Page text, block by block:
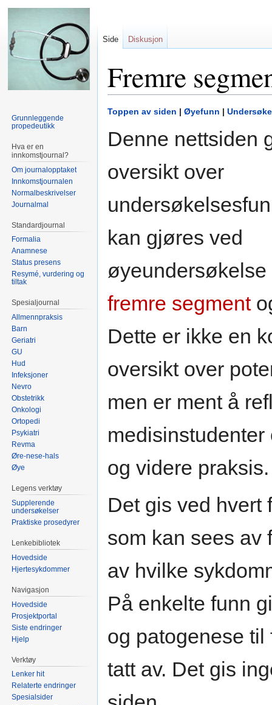
Fremre
Hopp
navigering
Hopp
søk
Toppen av siden | Øyefunn |
Denne nettsiden
oversikt over
kan gjøres ved
øyeundersøkelse
fremre segment
Dette er ikke en
oversikt over
men er ment å
og videre praksis.
Det gis ved hvert
som kan sees av
av hvilke
På enkelte funn
og patogenese
tatt av. Det gis
Side Diskusjon
Grunnleggende
propedeutikk
Hva er en
innkomstjournal?
Om journalopptaket
Innkomstjournalen
Normalbeskrivelser
Journalmal
Standardjournal
Formalia
Anamnese
Status presens
Resymé, vurdering og
tiltak
Spesialjournal
Allmennpraksis
Barn
Geriatri
GU
Hud
Infeksjoner
Nevro
Obstetrikk
Onkologi
Ortopedi
Psykiatri
Revma
Øre-nese-hals
Øye
Legens verktøy
Supplerende
undersøkelser
Praktiske prosedyrer
Lenkebibliotek
Hovedside
Hjertesykdommer
Navigasjon
Hovedside
Prosjektportal
Siste endringer
Hjelp
Verktøy
Lenker hit
Relaterte endringer
Spesialsider